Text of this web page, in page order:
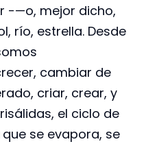
-—o, mejor dicho,
río, estrella. Desde
cambiar de
criar, crear, y
el ciclo de
se evapora, se